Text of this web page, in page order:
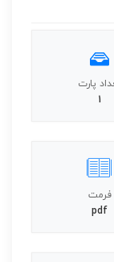
پارت
1
فرمت
pdf